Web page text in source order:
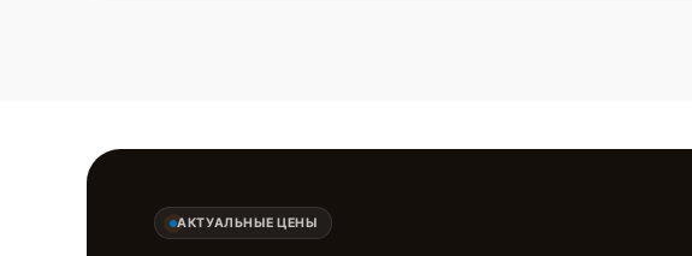
АКТУАЛЬНЫЕ ЦЕНЫ